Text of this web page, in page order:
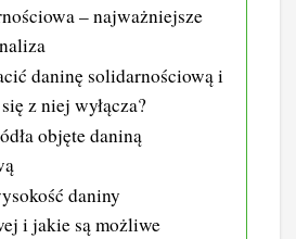
– najważniejsze
daninę solidarnościową i
z niej wyłącza?
objęte daniną
daniny
i jakie są możliwe